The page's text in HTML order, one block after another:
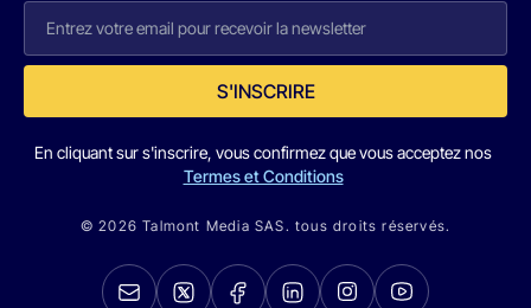
S'INSCRIRE
En cliquant sur s'inscrire, vous confirmez que vous acceptez nos
Termes et Conditions
© 2026 Talmont Media SAS. tous droits réservés.